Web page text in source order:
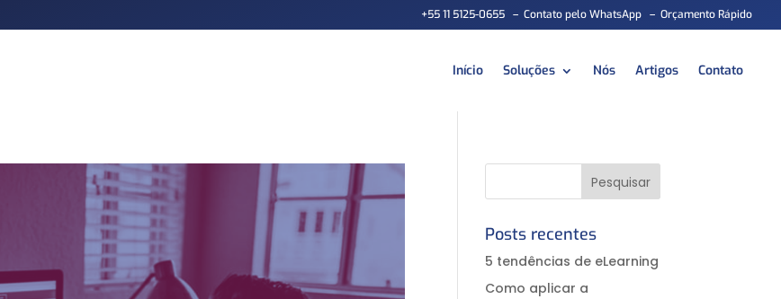
+55 11 5125-0655 – Contato pelo WhatsApp – Orçamento Rápido
Início Soluções Nós Artigos Contato
Posts recentes
5 tendências de eLearning
Como aplicar a